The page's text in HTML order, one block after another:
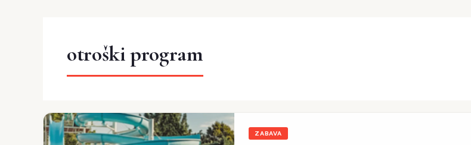
otroški program
ZABAVA